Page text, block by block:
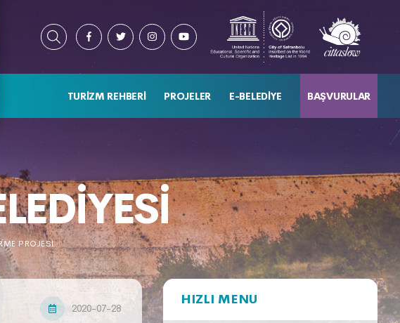
TURIZM REHBERI PROJELER E-BELEDIYE BAŞVURULAR
PROJESI
HIZLI MENU
2020-07-28